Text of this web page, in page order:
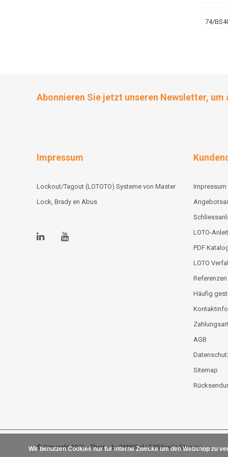
74/
Abonnieren Sie jetzt unseren Newsletter,
Impressum
Lockout/Tagout (LOTOTO) Systeme von Master
Lock, Brady en Abus
Impressum
LOTO-
PDF
LOTO
Referenzen
Häufig
AGB
Sitemap
© Copyright 2026 - Theme byDMWS.nl|RSS feed|Sitemap
Wir benutzen Cookies nur für interne Zwecke um den Webshop zu